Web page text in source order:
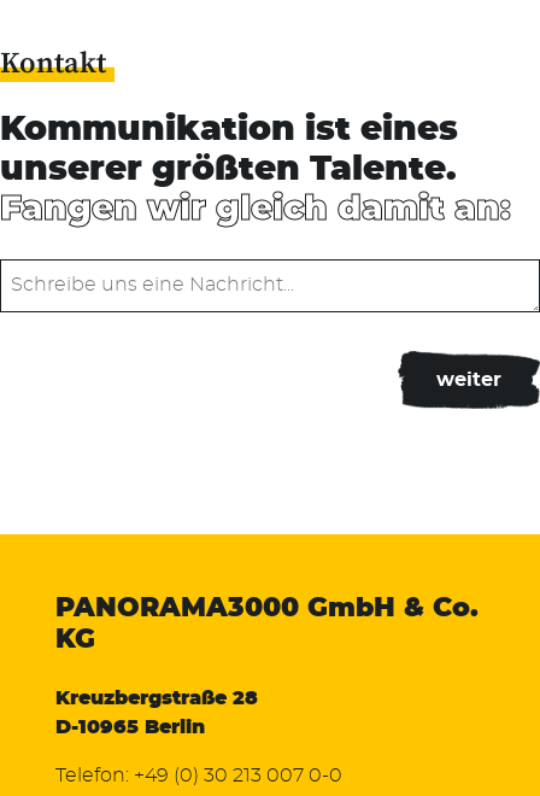
Kontakt
Kommunikation ist eines
unserer größten Talente.
Fangen wir gleich damit an:
PANORAMA3000 GmbH & Co.
KG
Kreuzbergstraße 28
D-10965 Berlin
Telefon: +49 (0) 30 213 007 0-0